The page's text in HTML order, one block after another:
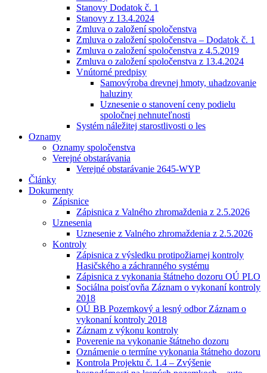
Stanovy Dodatok č. 1
Stanovy z 13.4.2024
Zmluva o založení spoločenstva
Zmluva o založení spoločenstva – Dodatok č. 1
Zmluva o založení spoločenstva z 4.5.2019
Zmluva o založení spoločenstva z 13.4.2024
Vnútorné predpisy
Samovýroba drevnej hmoty, uhadzovanie
haluziny
Uznesenie o stanovení ceny podielu
spoločnej nehnuteľnosti
Systém náležitej starostlivosti o les
Oznamy
Oznamy spoločenstva
Verejné obstarávania
Verejné obstarávanie 2645-WYP
Články
Dokumenty
Zápisnice
Zápisnica z Valného zhromaždenia z 2.5.2026
Uznesenia
Uznesenie z Valného zhromaždenia z 2.5.2026
Kontroly
Zápisnica z výsledku protipožiarnej kontroly
Hasičského a záchranného systému
Zápisnica z vykonania štátneho dozoru OÚ PLO
Sociálna poisťovňa Záznam o vykonaní kontroly
2018
OÚ BB Pozemkový a lesný odbor Záznam o
vykonaní kontroly 2018
Záznam z výkonu kontroly
Poverenie na vykonanie štátneho dozoru
Oznámenie o termíne vykonania štátneho dozoru
Kontrola Projektu č. 1.4 – Zvýšenie